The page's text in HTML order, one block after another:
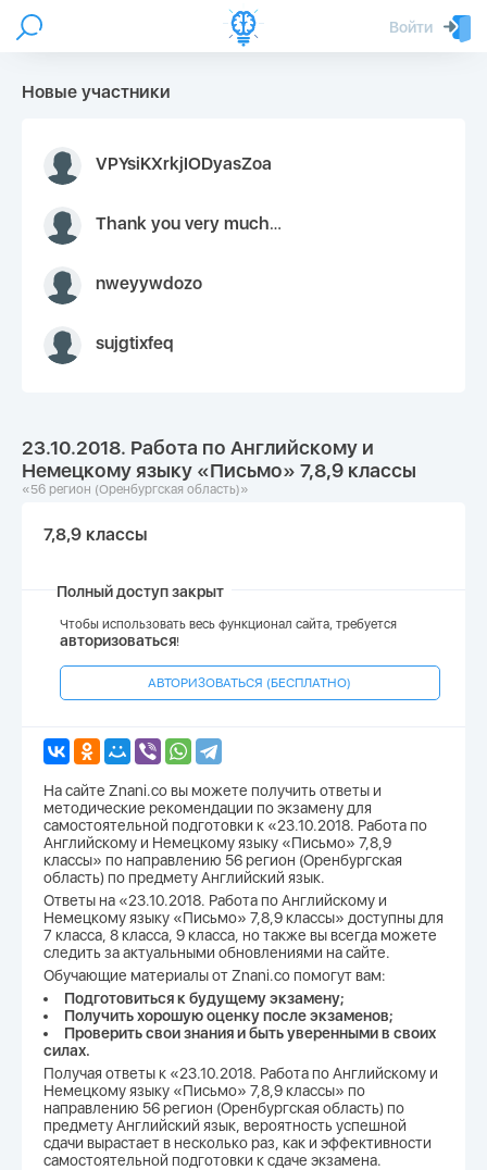
Войти
Новые участники
VPYsiKXrkjIODyasZoa
Thank you very much for your inquiry We appreciate you 9126052 https://youtube.com faceapple !
nweyywdozo
sujgtixfeq
23.10.2018. Работа по Английскому и
Немецкому языку «Письмо» 7,8,9 классы
«56 регион (Оренбургская область)»
7,8,9 классы
Полный доступ закрыт
Чтобы использовать весь функционал сайта, требуется
авторизоваться!
АВТОРИЗОВАТЬСЯ (БЕСПЛАТНО)
На сайте Znani.co вы можете получить ответы и
методические рекомендации по экзамену для
самостоятельной подготовки к «23.10.2018. Работа по
Английскому и Немецкому языку «Письмо» 7,8,9
классы» по направлению 56 регион (Оренбургская
область) по предмету Английский язык.
Ответы на «23.10.2018. Работа по Английскому и
Немецкому языку «Письмо» 7,8,9 классы» доступны для
7 класса, 8 класса, 9 класса, но также вы всегда можете
следить за актуальными обновлениями на сайте.
Обучающие материалы от Znani.co помогут вам:
Подготовиться к будущему экзамену;
Получить хорошую оценку после экзаменов;
Проверить свои знания и быть уверенными в своих
силах.
Получая ответы к «23.10.2018. Работа по Английскому и
Немецкому языку «Письмо» 7,8,9 классы» по
направлению 56 регион (Оренбургская область) по
предмету Английский язык, вероятность успешной
сдачи вырастает в несколько раз, как и эффективности
самостоятельной подготовки к сдаче экзамена.